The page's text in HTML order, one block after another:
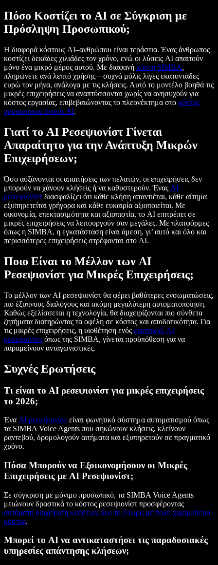
Πόσο Κοστίζει το AI σε Σύγκριση με
Πρόσληψη Προσωπικού;
Η διαφορά κόστους AI–ανθρώπου είναι τεράστια. Ένας άνθρωπος
κοστίζει δεκάδες χιλιάδες τον χρόνο, ενώ οι λύσεις AI απαιτούν
μόνο ένα μικρό μέρος αυτού. Με διαφανή κόστη SIMBA,
πληρώνετε ανά λεπτό χρήσης—συχνά μόλις λίγες εκατοντάδες
ευρώ τον μήνα, ανάλογα με τις κλήσεις. Αυτό το μοντέλο βοηθά τις
μικρές επιχειρήσεις να αναπτύσσονται χωρίς να ανησυχούν για
κόστος εργασίας, επιβεβαιώνοντας το πλεονέκτημα στο κόστος
προσωπικού έναντι AI.
Γιατί το AI Ρεσεψιονίστ Γίνεται
Απαραίτητο για την Ανάπτυξη Μικρών
Επιχειρήσεων;
Όσο αυξάνονται οι απαιτήσεις των πελατών, οι επιχειρήσεις δεν
μπορούν να χάνουν κλήσεις ή να καθυστερούν. Ένας AI
ρεσεψιονίστ διασφαλίζει ότι κάθε κλήση απαντιέται, κάθε αίτημα
εξυπηρετείται γρήγορα και κάθε ευκαιρία αξιοποιείται. Με
οικονομία, επεκτασιμότητα και αξιοπιστία, το AI επιτρέπει σε
μικρές επιχειρήσεις να λειτουργούν σαν μεγάλες. Με πλατφόρμες
όπως η SIMBA, η εγκατάσταση είναι άμεση, γι’ αυτό και όλο και
περισσότερες επιχειρήσεις στρέφονται στο AI.
Ποιο Είναι το Μέλλον των AI
Ρεσεψιονίστ για Μικρές Επιχειρήσεις;
Το μέλλον των AI ρεσεψιονίστ θα φέρει βαθύτερες ενσωματώσεις,
πιο έξυπνους διαλόγους και ακόμη μεγαλύτερη αυτοματοποίηση.
Καθώς εξελίσσεται η τεχνολογία, θα διαχειρίζονται πιο σύνθετα
ζητήματα διατηρώντας τα οφέλη σε κόστος και αποδοτικότητα. Για
τις μικρές επιχειρήσεις, η υιοθέτηση ενός εικονικού AI
ρεσεψιονίστ όπως της SIMBA, γίνεται προϋπόθεση για να
παραμείνουν ανταγωνιστικές.
Συχνές Ερωτήσεις
Τι είναι το AI ρεσεψιονίστ για μικρές επιχειρήσεις
το 2026;
Ένα AI ρεσεψιονίστ είναι φωνητικό σύστημα αυτοματισμού όπως
τα SIMBA Voice Agents που σηκώνουν κλήσεις, κλείνουν
ραντεβού, δρομολογούν αιτήματα και εξυπηρετούν σε πραγματικό
χρόνο.
Πόσα Μπορούν να Εξοικονομήσουν οι Μικρές
Επιχειρήσεις με AI Ρεσεψιονίστ;
Σε σύγκριση με μόνιμο προσωπικό, τα SIMBA Voice Agents
μειώνουν δραστικά το κόστος ρεσεψιονίστ προσφέροντας
αυτόματη διαχείριση κλήσεων όλο το 24ωρο με πολύ χαμηλότερο
κόστος.
Μπορεί το AI να αντικαταστήσει τις παραδοσιακές
υπηρεσίες απάντησης κλήσεων;